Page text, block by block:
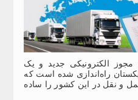
مجوز الکترونیکی جدید و یک
راه‌اندازی شده است که
و نقل در این کشور را ساده